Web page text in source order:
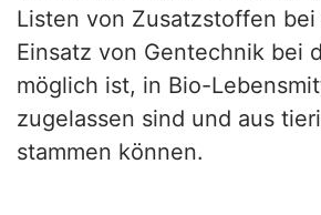
Listen von Zusatzstoffen bei
Einsatz von Gentechnik bei
möglich ist, in Bio-
zugelassen sind und aus
stammen können.